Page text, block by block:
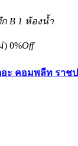
B 1 ห้องน้ำ
) 0%Off
อะ คอมพลีท ราช